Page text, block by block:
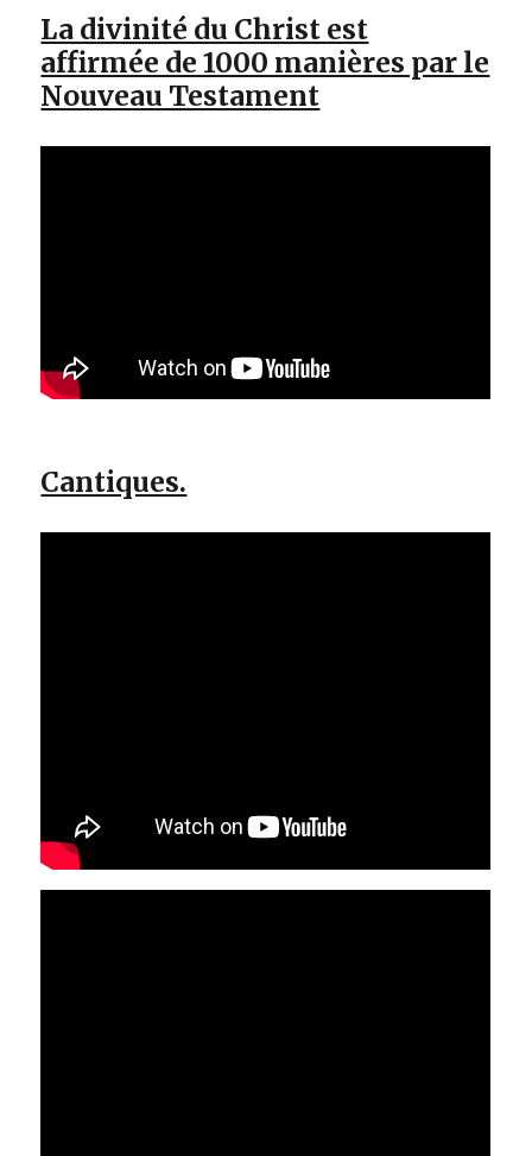
La divinité du Christ est
affirmée de 1000 manières par le
Nouveau Testament
Cantiques.